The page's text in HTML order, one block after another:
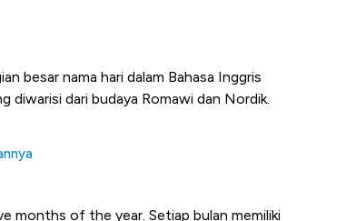
besar nama hari dalam Bahasa Inggris
diwarisi dari budaya Romawi dan Nordik.
months of the year. Setiap bulan memiliki